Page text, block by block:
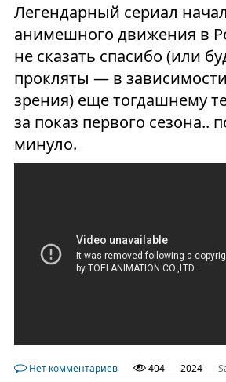
Легендарный сериал
анимешного движения в
не сказать спасибо (или
прокляты — в
зрения) еще тогдашнему
за показ первого сезона..
минуло.
Нет комментариев 404 2024